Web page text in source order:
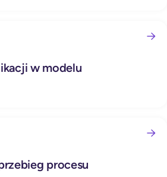
w modelu
procesu